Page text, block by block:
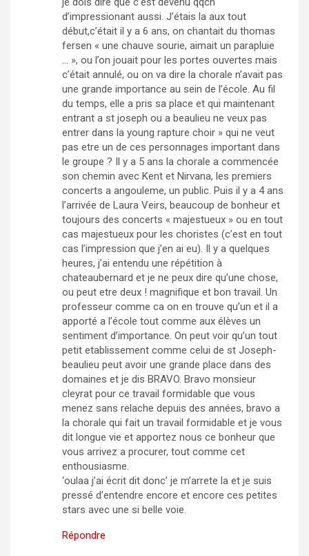
d’impressionant aussi. J’étais la aux tout
début,c’était il y a 6 ans, on chantait du thomas
fersen « une chauve sourie, aimait un parapluie
… », ou l’on jouait pour les portes ouvertes mais
c’était annulé, ou on va dire la chorale n’avait pas
une grande importance au sein de l’école. Au fil
du temps, elle a pris sa place et qui maintenant
entrant a st joseph ou a beaulieu ne veux pas
entrer dans la young rapture choir » qui ne veut
pas etre un de ces personnages important dans
le groupe ? Il y a 5 ans la chorale a commencée
son chemin avec Kent et Nirvana, les premiers
concerts a angouleme, un public. Puis il y a 4 ans
l’arrivée de Laura Veirs, beaucoup de bonheur et
toujours des concerts « majestueux » ou en tout
cas majestueux pour les choristes (c’est en tout
cas l’impression que j’en ai eu). Il y a quelques
heures, j’ai entendu une répétition à
chateaubernard et je ne peux dire qu’une chose,
ou peut etre deux ! magnifique et bon travail. Un
professeur comme ca on en trouve qu’un et il a
apporté a l’école tout comme aux élèves un
sentiment d’importance. On peut voir qu’un tout
petit etablissement comme celui de st Joseph-
beaulieu peut avoir une grande place dans des
domaines et je dis BRAVO. Bravo monsieur
cleyrat pour ce travail formidable que vous
menez sans relache depuis des années, bravo a
la chorale qui fait un travail formidable et je vous
dit longue vie et apportez nous ce bonheur que
vous arrivez a procurer, tout comme cet
enthousiasme.
‘oulaa j’ai écrit dit donc’ je m’arrete la et je suis
pressé d’entendre encore et encore ces petites
stars avec une si belle voie.
Répondre